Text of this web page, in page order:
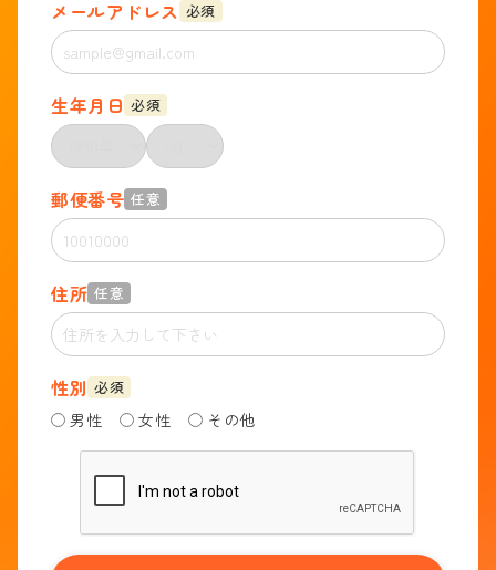
メールアドレス 必須
生年月日 必須
郵便番号 任意
住所 任意
性別 必須
男性 女性 その他